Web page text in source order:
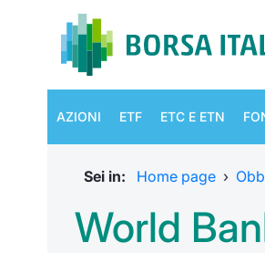
AZIONI ETF ETC E ETN
Sei in: Home page ›
World